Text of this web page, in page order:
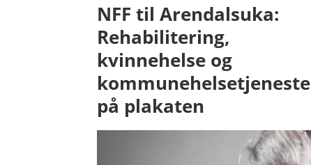
NFF til Arendalsuka:
Rehabilitering,
kvinnehelse og
kommunehelsetjeneste
på plakaten